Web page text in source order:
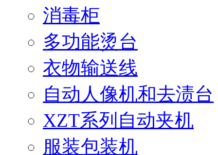
消毒柜
多功能烫台
衣物输送线
自动人像机和去渍台
XZT系列自动夹机
服装包装机